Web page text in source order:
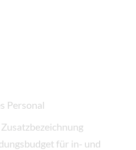
Personal
für in- und